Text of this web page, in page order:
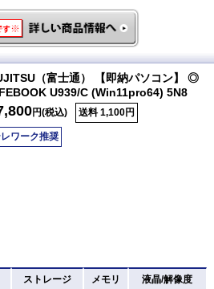
（富士通） 【即納パソコン】 ◎
U939/C (Win11pro64) 5N8
円(税込) 送料 1,100円
ワーク推奨
ストレージ メモリ 液晶/解像度